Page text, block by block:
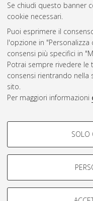
Se chiudi questo banner
cookie necessari.
Puoi esprimere il
l'opzione in
consensi più specifici in
Potrai sempre rivedere le
consensi rientrando nella
sito.
Per maggiori informazioni
COOKIE DI
Si tratta di cookie
navigazione degli utenti,
Mostra cookie di
SOLO
Atom
Rss 1.0
Rss 2.0
AMS Laurea
Impostazioni Cookie
Informativa sulla
Condizioni d’uso del